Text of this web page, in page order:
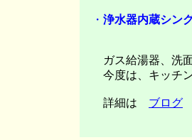
・ 浄水器内蔵シン
ガス給湯器、洗面
今度は、キッチン
詳細は ブログ